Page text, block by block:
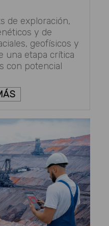
de exploración,
y de
geofísicos y
una etapa crítica
con potencial